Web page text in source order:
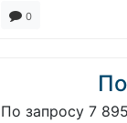
0
По запросу 7